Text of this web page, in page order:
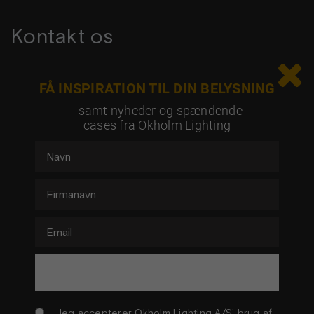
Kontakt os

FÅ INSPIRATION TIL DIN BELYSNING
- samt nyheder og spændende
cases fra Okholm Lighting